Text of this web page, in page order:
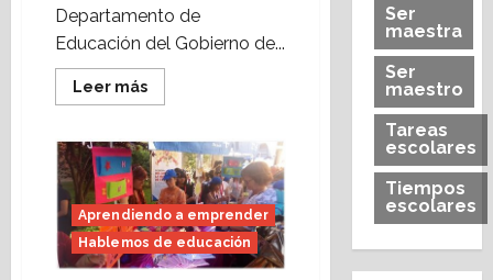
Departamento de
Educación del Gobierno de...
Leer másLeer
más
«Aprendiendo
a
emprender»:
se
celebra
una
nueva
edición
del
Aprendiendo a emprender
Hablemos de educación
Ser
maestra
Ser
maestro
Tareas
escolares
Tiempos
escolares